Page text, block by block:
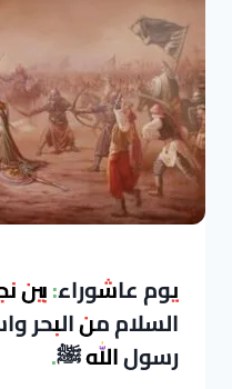
يوم عاشوراء: بين
السلام من البحر
رسول الله ﷺ.